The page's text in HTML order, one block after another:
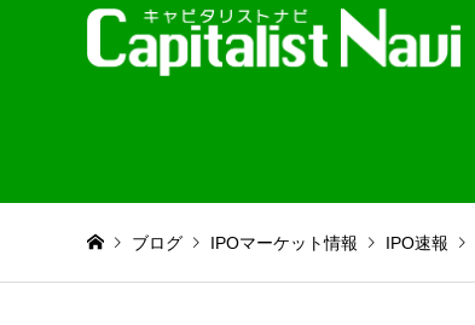
ブログ IPOマーケット情報 IPO速報